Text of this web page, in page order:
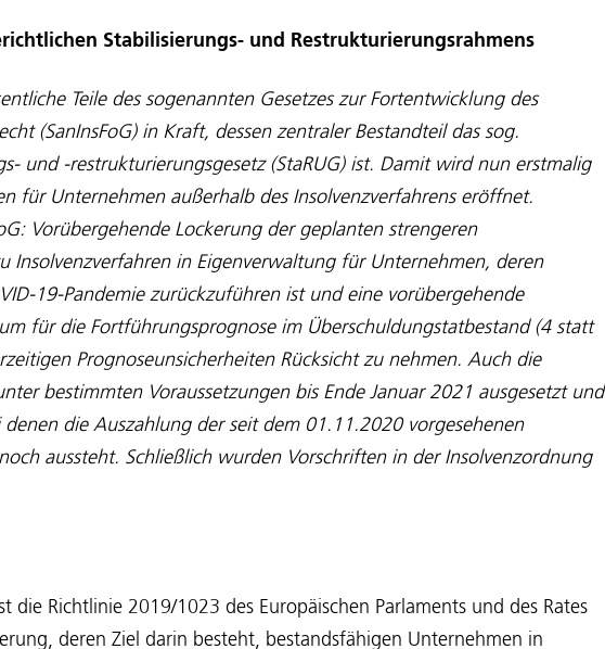
Stabilisierungs- und Restrukturierungsrahmens
Teile des sogenannten Gesetzes zur Fortentwicklung des
(SanInsFoG) in Kraft, dessen zentraler Bestandteil das sog.
und ‑restrukturierungsgesetz (StaRUG) ist. Damit wird nun erstmalig
für Unternehmen außerhalb des Insolvenzverfahrens eröffnet.
Vorübergehende Lockerung der geplanten strengeren
Insolvenzverfahren in Eigenverwaltung für Unternehmen, deren
19-Pandemie zurückzuführen ist und eine vorübergehende
für die Fortführungsprognose im Überschuldungstatbestand (4 statt
Prognoseunsicherheiten Rücksicht zu nehmen. Auch die
bestimmten Voraussetzungen bis Ende Januar 2021 ausgesetzt und
die Auszahlung der seit dem 01.11.2020 vorgesehenen
aussteht. Schließlich wurden Vorschriften in der Insolvenzordnung
die Richtlinie 2019/1023 des Europäischen Parlaments und des Rates
deren Ziel darin besteht, bestandsfähigen Unternehmen in